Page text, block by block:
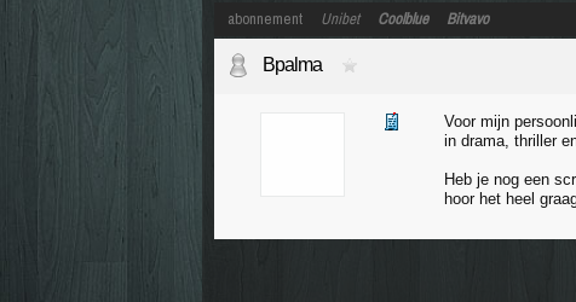
abonnement Unibet Coolblue Bitvavo
Bpalma
Voor mijn
in drama, thriller
Heb je nog een
hoor het heel